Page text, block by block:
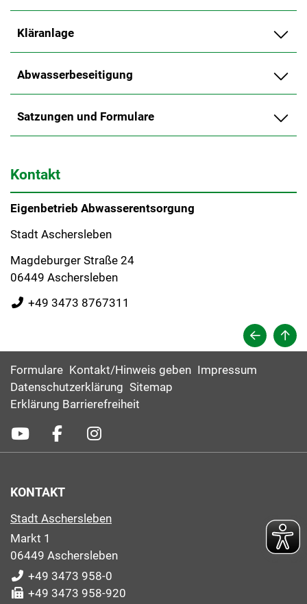
Kläranlage
Abwasserbeseitigung
Satzungen und Formulare
Kontakt
Eigenbetrieb Abwasserentsorgung
Stadt Aschersleben
Magdeburger Straße 24
06449 Aschersleben
+49 3473 8767311
Formulare Kontakt/Hinweis geben Impressum
Datenschutzerklärung Sitemap
Erklärung Barrierefreiheit
KONTAKT
Stadt Aschersleben
Markt 1
06449 Aschersleben
+49 3473 958-0
+49 3473 958-920